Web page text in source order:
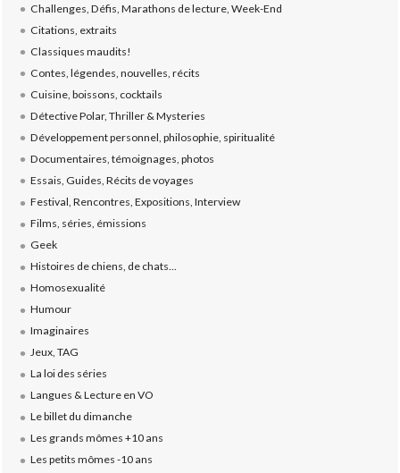
Challenges, Défis, Marathons de lecture, Week-End
Citations, extraits
Classiques maudits!
Contes, légendes, nouvelles, récits
Cuisine, boissons, cocktails
Détective Polar, Thriller & Mysteries
Développement personnel, philosophie, spiritualité
Documentaires, témoignages, photos
Essais, Guides, Récits de voyages
Festival, Rencontres, Expositions, Interview
Films, séries, émissions
Geek
Histoires de chiens, de chats...
Homosexualité
Humour
Imaginaires
Jeux, TAG
La loi des séries
Langues & Lecture en VO
Le billet du dimanche
Les grands mômes +10 ans
Les petits mômes -10 ans